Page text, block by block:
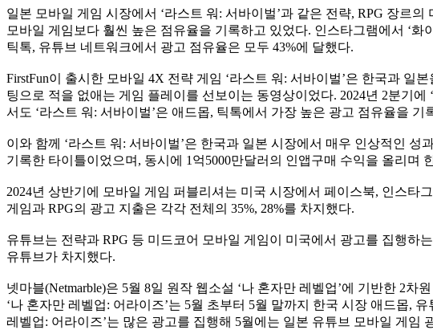
일본 모바일 게임 시장에서 ‘라스트 워: 서바이벌’과 같은 전략, RPG 장르
모바일 게임보다 훨씬 높은 점유율을 기록하고 있었다. 인스타그램에서 ‘화
틱톡, 유튜브 네트워크에서 광고 점유율은 모두 43%에 달했다.
FirstFun이 출시한 모바일 4X 전략 게임 ‘라스트 워: 서바이벌’은 한국과
팅으로 적을 없애는 게임 플레이를 선보이는 동영상이었다. 2024년 2분기
서도 ‘라스트 워: 서바이벌’은 애드몹, 틱톡에서 가장 높은 광고 점유율을 기
이와 함께 ‘라스트 워: 서바이벌’은 한국과 일본 시장에서 매우 인상적인
기록한 타이틀이었으며, 동시에 1억5000만달러의 인앱구매 수익을 올리며
2024년 상반기에 모바일 게임 퍼블리셔는 미국 시장에서 페이스북, 인스타
게임과 RPG의 광고 지출은 각각 전체의 35%, 28%를 차지했다.
유튜브는 전략과 RPG 등 미드코어 모바일 게임이 미국에서 광고를 집행하
유튜브가 차지했다.
넷마블(Netmarble)은 5월 8일 원작 웹소설 ‘나 혼자만 레벨업’에 기반한 2
‘나 혼자만 레벨업: 어라이즈’는 5월 초부터 5월 말까지 한국 시장 애드몹,
레벨업: 어라이즈’는 많은 광고를 집행해 5월에는 일본 유튜브 모바일 게임